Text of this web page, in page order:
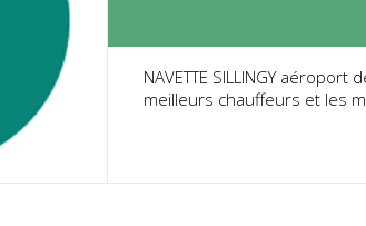
NAVETTE SILLINGY
meilleurs chauffeurs et les